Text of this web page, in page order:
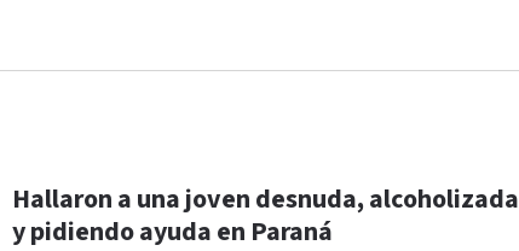
Hallaron a una joven desnuda, alcoholizada
y pidiendo ayuda en Paraná